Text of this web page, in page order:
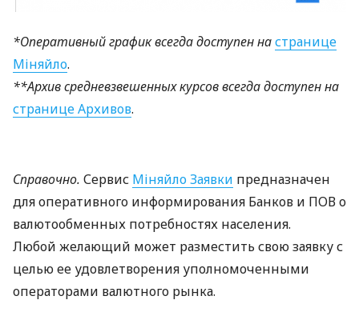
*Оперативный график всегда доступен настранице
Міняйло.
**Архив средневзвешенных курсов всегда доступен на
странице Архивов.
Справочно. Сервис Міняйло Заявки предназначен
для оперативного информирования Банков и ПОВо
валютообменных потребностях населения.
Любой желающий может разместить свою заявку с
целью ее удовлетворения уполномоченными
операторами валютного рынка.